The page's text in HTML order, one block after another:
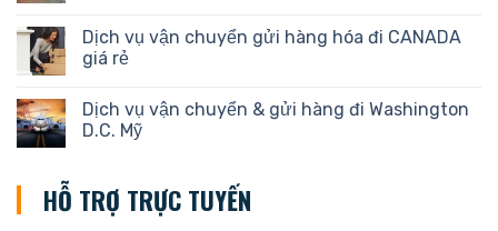
Dịch vụ vận chuyển gửi hàng hóa đi CANADA
giá rẻ
Dịch vụ vận chuyển & gửi hàng đi Washington
D.C. Mỹ
HỖ TRỢ TRỰC TUYẾN